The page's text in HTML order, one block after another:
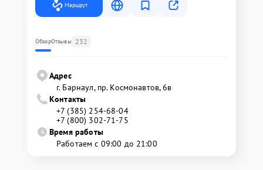
Маршрут
ОбзорОтзывы 232
Адрес
г. Барнаул, ​пр. Космонавтов, 6в
Контакты
+7 (385) 254-68-04
+7 (800) 302-71-75
Время работы
Работаем с 09:00 до 21:00